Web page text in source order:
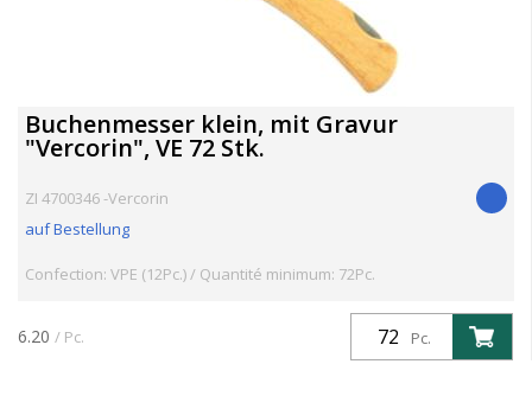
Buchenmesser klein, mit Gravur
"Vercorin", VE 72 Stk.
ZI 4700346 -Vercorin
auf Bestellung
Confection: VPE (12Pc.) / Quantité minimum: 72Pc.
Pc.
6.20 / Pc.